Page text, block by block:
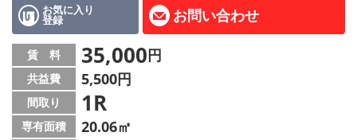
スタッフ紹介
Instagram
店舗情報·アクセス
会社概要
お気に入り
登録 お問い合わせ
賃 料 35,000円
共益費 5,500円
間取り 1R
専有面積 20.06㎡